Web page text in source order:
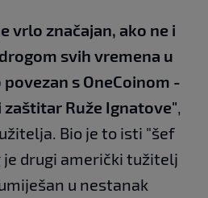
vrlo značajan, ako ne i
svih vremena u
s OneCoinom -
Ruže Ignatove"
Bio je to isti "šef
je drugi američki tužitelj
u nestanak